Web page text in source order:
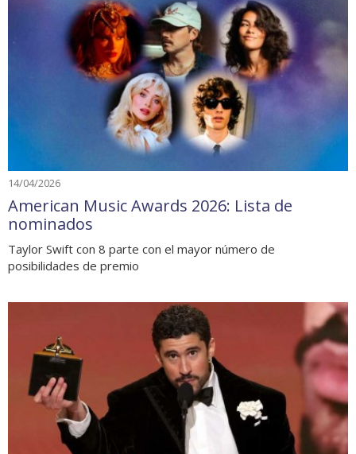
14/04/2026
American Music Awards 2026: Lista de
nominados
Taylor Swift con 8 parte con el mayor número de
posibilidades de premio